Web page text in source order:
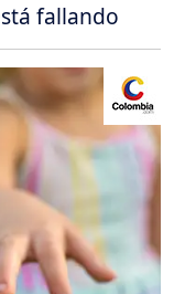
fallando